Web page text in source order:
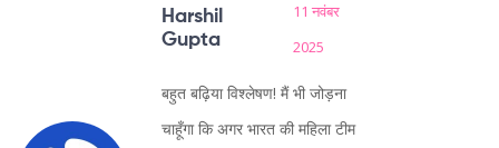
Harshil
Gupta
11 नवंबर
2025
बहुत बढ़िया विश्लेषण! मैं भी जोड़ना
चाहूँगा कि अगर भारत की महिला टीम